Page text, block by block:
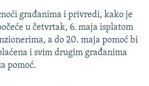
građanima i privredi, kako je
u četvrtak, 6. maja isplatom
a do 20. maja pomoć bi
i svim drugim građanima
pomoć.